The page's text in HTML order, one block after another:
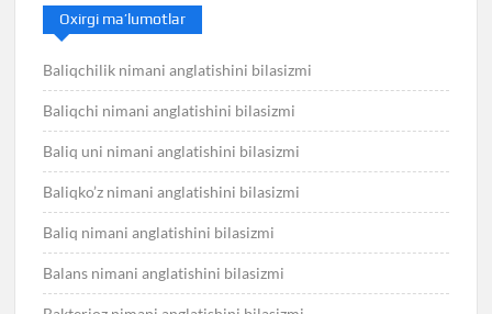
Oxirgi ma’lumotlar
Baliqchilik nimani anglatishini bilasizmi
Baliqchi nimani anglatishini bilasizmi
Baliq uni nimani anglatishini bilasizmi
Baliqko’z nimani anglatishini bilasizmi
Baliq nimani anglatishini bilasizmi
Balans nimani anglatishini bilasizmi